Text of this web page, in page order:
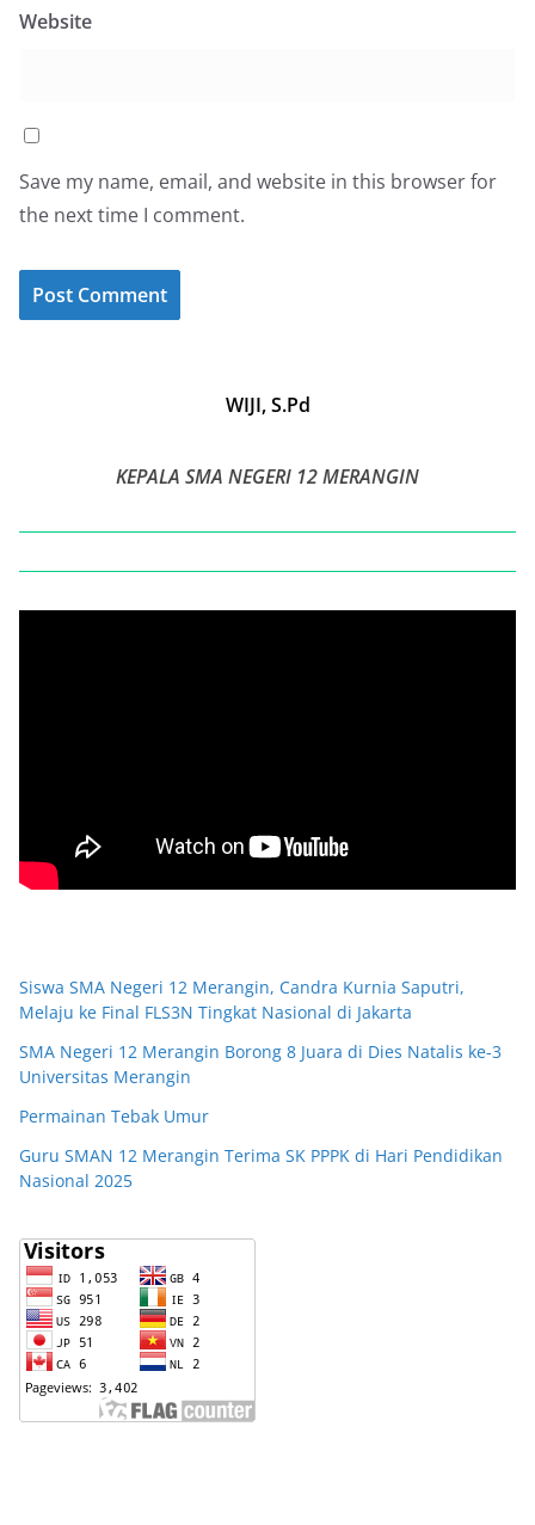
Website
Save my name, email, and website in this browser for
the next time I comment.
WIJI, S.Pd
KEPALA SMA NEGERI 12 MERANGIN
Siswa SMA Negeri 12 Merangin, Candra Kurnia Saputri,
Melaju ke Final FLS3N Tingkat Nasional di Jakarta
SMA Negeri 12 Merangin Borong 8 Juara di Dies Natalis ke-3
Universitas Merangin
Permainan Tebak Umur
Guru SMAN 12 Merangin Terima SK PPPK di Hari Pendidikan
Nasional 2025